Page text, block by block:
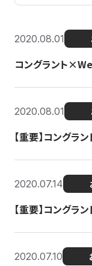
2020.08.01
コングラント
2020.08.01
【重要】コングラ
2020.07.14
【重要】コングラ
2020.07.10